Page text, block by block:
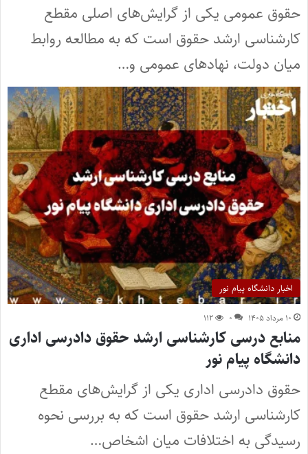
حقوق عمومی یکی از گرایش‌های اصلی مقطع
کارشناسی ارشد حقوق است که به مطالعه روابط
میان دولت، نهادهای عمومی و…
اخبار دانشگاه پیام نور
۱۰ مرداد ۱۴۰۵ ۰ ۱۱۲
منابع درسی کارشناسی ارشد حقوق دادرسی اداری
دانشگاه پیام نور
حقوق دادرسی اداری یکی از گرایش‌های مقطع
کارشناسی ارشد حقوق است که به بررسی نحوه
رسیدگی به اختلافات میان اشخاص…